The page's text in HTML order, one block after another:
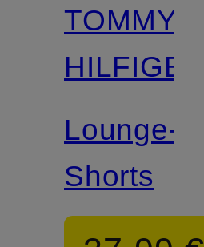
TOMMY
HILFIGER
Lounge-
Shorts